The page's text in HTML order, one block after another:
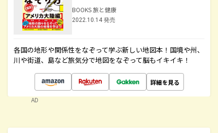
BOOKS 旅と健康
2022.10.14 発売
各国の地形や関係性をなぞって学ぶ新しい地図本！国境や州、
川や街道、島など旅気分で地図をなぞって脳もイキイキ！
詳細を見る
AD